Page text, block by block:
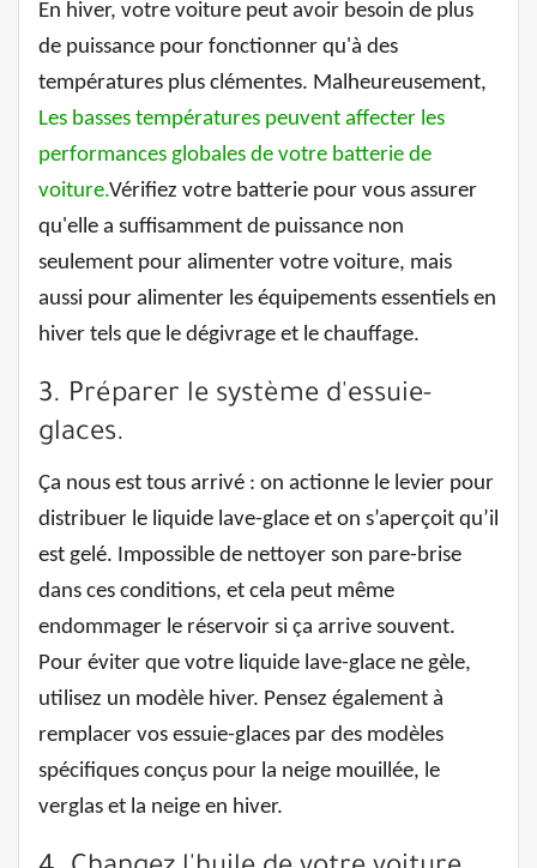
En hiver, votre voiture peut avoir besoin de plus
de puissance pour fonctionner qu'à des
températures plus clémentes. Malheureusement,
Les basses températures peuvent affecter les
performances globales de votre batterie de
voiture.Vérifiez votre batterie pour vous assurer
qu'elle a suffisamment de puissance non
seulement pour alimenter votre voiture, mais
aussi pour alimenter les équipements essentiels en
hiver tels que le dégivrage et le chauffage.
3. Préparer le système d'essuie-
glaces.
Ça nous est tous arrivé : on actionne le levier pour
distribuer le liquide lave-glace et on s’aperçoit qu’il
est gelé. Impossible de nettoyer son pare-brise
dans ces conditions, et cela peut même
endommager le réservoir si ça arrive souvent.
Pour éviter que votre liquide lave-glace ne gèle,
utilisez un modèle hiver. Pensez également à
remplacer vos essuie-glaces par des modèles
spécifiques conçus pour la neige mouillée, le
verglas et la neige en hiver.